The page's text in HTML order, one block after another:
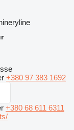
+380 97 383 1692
+380 68 611 6311